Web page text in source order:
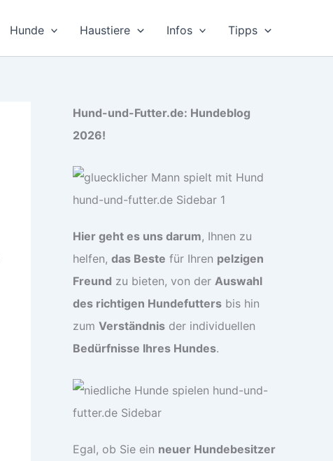
Hunde Haustiere Infos Tipps
Hund-und-Futter.de: Hundeblog
2026!
Hier geht es uns darum, Ihnen zu
helfen, das Beste für Ihren pelzigen
Freund zu bieten, von der Auswahl
des richtigen Hundefutters bis hin
zum Verständnis der individuellen
Bedürfnisse Ihres Hundes.
Egal, ob Sie ein neuer Hundebesitzer